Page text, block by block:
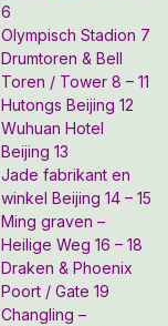
6
Olympisch Stadion 7
Drumtoren & Bell
Toren / Tower 8 – 11
Hutongs Beijing 12
Wuhuan Hotel
Beijing 13
Jade fabrikant en
winkel Beijing 14 – 15
Ming graven –
Heilige Weg 16 – 18
Draken & Phoenix
Poort / Gate 19
Changling –